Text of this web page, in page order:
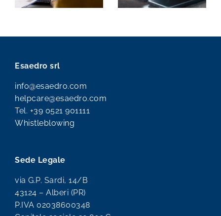
Esaedro srl
info@esaedro.com
helpcare@esaedro.com
Tel. +39 0521 901111
Whistleblowing
Sede Legale
via G.P. Sardi, 14/B
43124 – Alberi (PR)
P.IVA 02038600348